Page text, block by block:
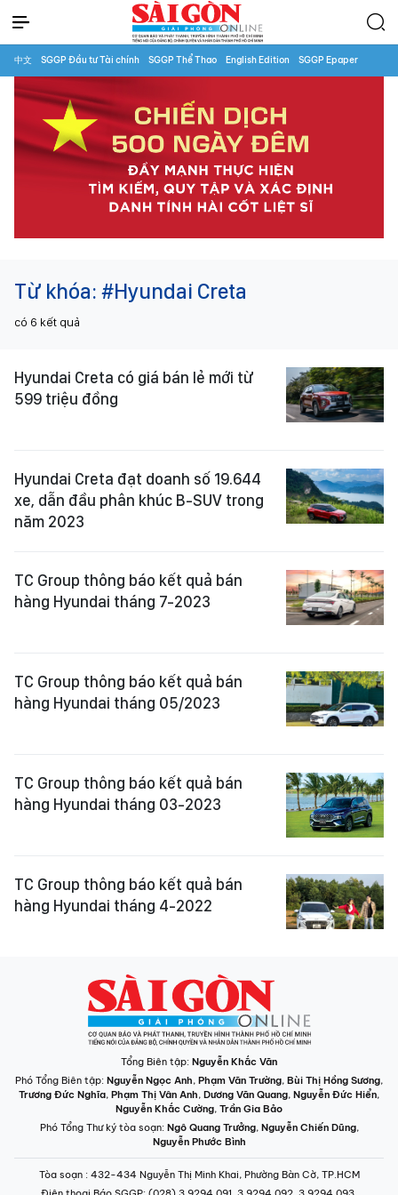
中文 SGGP Đầu tư Tài chính SGGP Thể Thao English Edition SGGP Epaper
Từ khóa: #Hyundai Creta
có 6 kết quả
Hyundai Creta có giá bán lẻ mới từ
599 triệu đồng
Hyundai Creta đạt doanh số 19.644
xe, dẫn đầu phân khúc B-SUV trong
năm 2023
TC Group thông báo kết quả bán
hàng Hyundai tháng 7-2023
TC Group thông báo kết quả bán
hàng Hyundai tháng 05/2023
TC Group thông báo kết quả bán
hàng Hyundai tháng 03-2023
TC Group thông báo kết quả bán
hàng Hyundai tháng 4-2022
Tổng Biên tập: Nguyễn Khắc Văn
Phó Tổng Biên tập: Nguyễn Ngọc Anh, Phạm Văn Trường, Bùi Thị Hồng Sương,
Trương Đức Nghĩa, Phạm Thị Vân Anh, Dương Văn Quang, Nguyễn Đức Hiển,
Nguyễn Khắc Cường, Trần Gia Bảo
Phó Tổng Thư ký tòa soạn: Ngô Quang Trưởng, Nguyễn Chiến Dũng,
Nguyễn Phước Bình
Tòa soạn : 432-434 Nguyễn Thị Minh Khai, Phường Bàn Cờ, TP.HCM